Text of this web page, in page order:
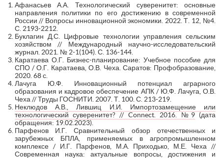
Афанасьев А.А. Технологический суверенитет: основные
направления политики по его достижению в современной
России // Вопросы инновационной экономики. 2022. Т. 12, №4.
С. 2193-2212.
Буклагин Д.С. Цифровые технологии управления сельским
хозяйством // Международный научно-исследовательский
журнал. 2021. № 2-1(104). С. 136-144.
Каратаева О.Г. Бизнес-планирование: Учебное пособие для
СПО / О.Г. Каратаева, О.В. Чеха. Саратов: Профобразование,
2020. 68 с.
Лачуга Ю.Ф. Инновационный потенциал аграрного
образования и кадровое обеспечение АПК / Ю.Ф. Лачуга, О.В.
Чеха // Труды ГОСНИТИ. 2007. Т. 100. С. 213-219.
Неклюдов А.В., Лившиц И.И. Импортозамещение или
технологический суверенитет? // Connect. 2016. №9(дата
обращения: 19.02.2023).
Парфенов И.Г. Сравнительный обзор отечественных и
зарубежных БПЛА, применяемых в агропромышленном
комплексе / И.Г. Парфенов, М.А. Приходько, М.Е. Чеха //
Современная наука: актуальные вопросы, достижения и